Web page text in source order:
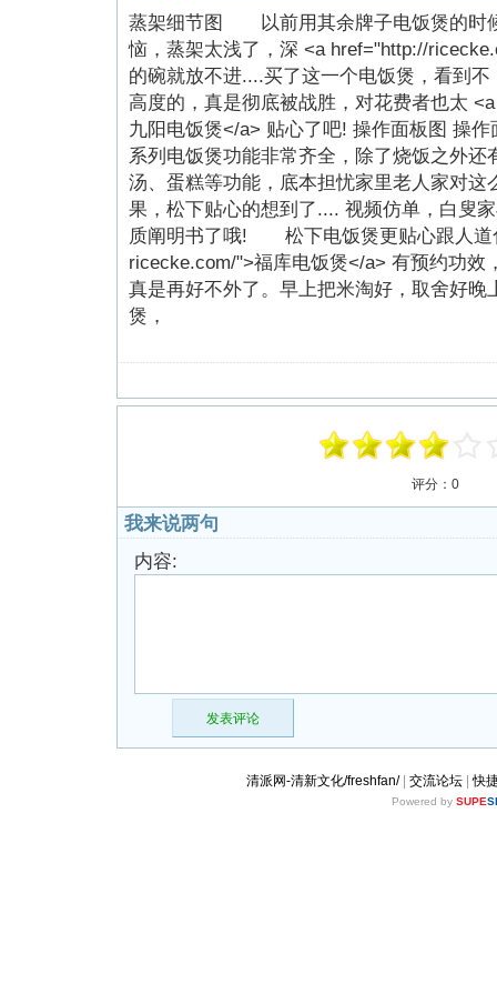
蒸架细节图 以前用其余牌子电饭煲的时
恼，蒸架太浅了，深 <a href="http://
的碗就放不进....买了这一个电饭煲，看到
高度的，真是彻底被战胜，对花费者也太
九阳电饭煲</a> 贴心了吧! 操作面板图
系列电饭煲功能非常齐全，除了烧饭之外还
汤、蛋糕等功能，底本担忧家里老人家对这
果，松下贴心的想到了.... 视频仿单，白叟
质阐明书了哦! 松下电饭煲更贴心跟人道
ricecke.com/">福库电饭煲</a> 有预约功效
真是再好不外了。早上把米淘好，取舍好晚
煲，
评分： 0
我来说两句
内容:
发表评论
清派网-清新文化/freshfan/| 交流论坛|快
Powered by SUPE